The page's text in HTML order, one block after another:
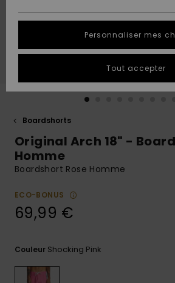
A
Découvrir
A
Découvrir
tailles
conversation
plus rapide
aux
QUIKSILVER
Boardshorts
Original Arch 18" -
Homme
Boardshort Rose Homme
ECO-BONUS
69,99 €
Couleur Shocking Pink
Personnaliser mes
Tout accepter